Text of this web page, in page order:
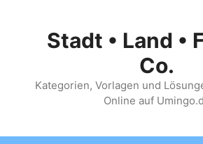
springenStadt • Land •
Co.
Kategorien, Vorlagen und
Online auf